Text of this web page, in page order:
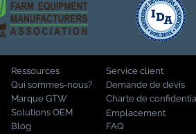
Service client
Ressources
Qui sommes-nous?
Marque GTW
Solutions OEM
Blog
Demande de devis
Charte de
Emplacement
FAQ